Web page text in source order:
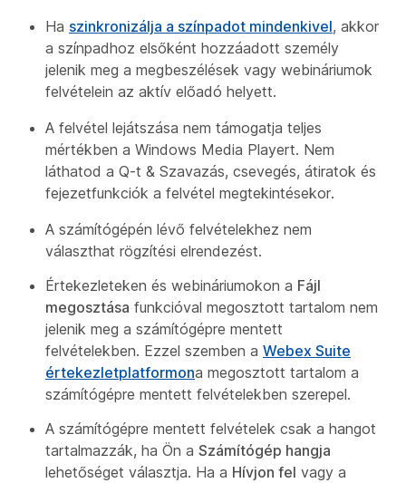
Ha szinkronizálja a színpadot mindenkivel, akkor
a színpadhoz elsőként hozzáadott személy
jelenik meg a megbeszélések vagy webináriumok
felvételein az aktív előadó helyett.
A felvétel lejátszása nem támogatja teljes
mértékben a Windows Media Playert. Nem
láthatod a Q-t & Szavazás, csevegés, átiratok és
fejezetfunkciók a felvétel megtekintésekor.
A számítógépén lévő felvételekhez nem
választhat rögzítési elrendezést.
Értekezleteken és webináriumokon a Fájl
megosztása funkcióval megosztott tartalom nem
jelenik meg a számítógépre mentett
felvételekben. Ezzel szemben a Webex Suite
értekezletplatformona megosztott tartalom a
számítógépre mentett felvételekben szerepel.
A számítógépre mentett felvételek csak a hangot
tartalmazzák, ha Ön a Számítógép hangja
lehetőséget választja. Ha a Hívjon fel vagy a